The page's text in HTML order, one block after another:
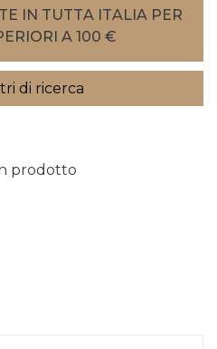
IN TUTTA ITALIA PER
A 100 €
di ricerca
prodotto